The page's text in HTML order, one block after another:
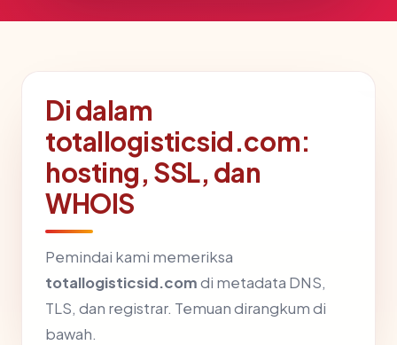
Di dalam
totallogisticsid.com:
hosting, SSL, dan
WHOIS
Pemindai kami memeriksa
totallogisticsid.comdi metadata DNS,
TLS, dan registrar. Temuan dirangkum di
bawah.